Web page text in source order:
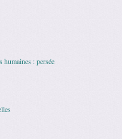
humaines : persée